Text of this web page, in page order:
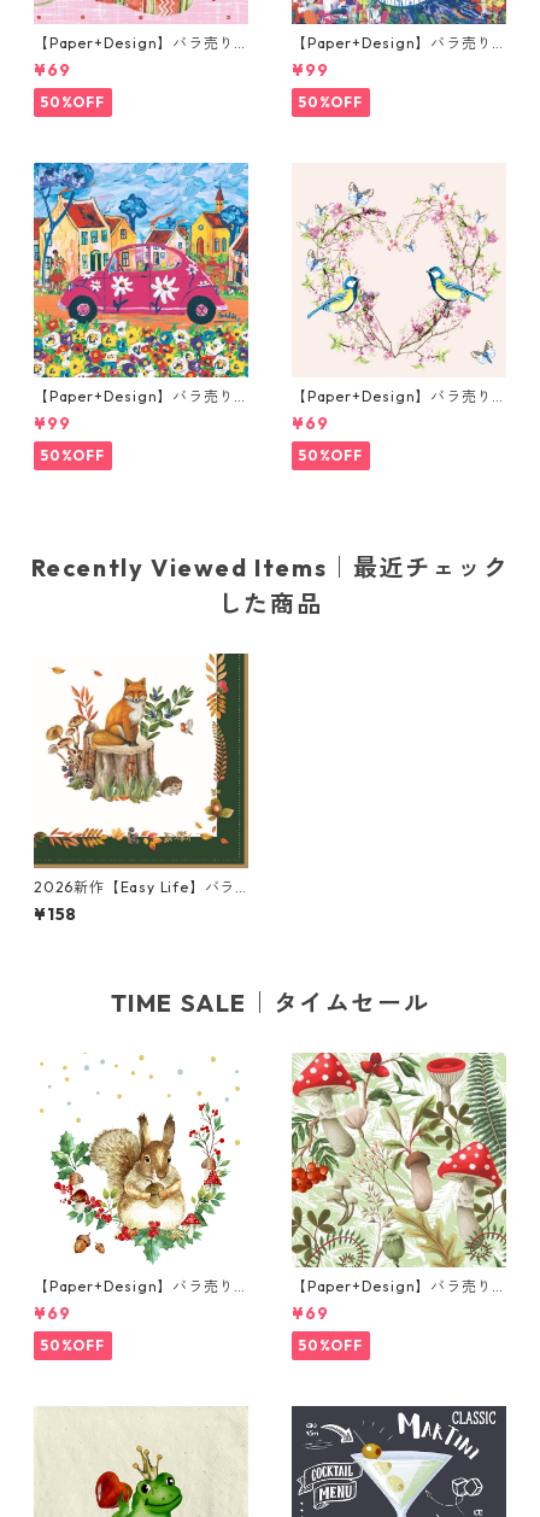
【Paper+Design】バラ売り2
枚 ランチサイズ ペーパーナプ
キン Arctic warmth ピンク
¥69
50%OFF
【Paper+Design】バラ売り2
枚 ランチサイズ ペーパーナプ
キン Portchie Art Mixed flo
wers in a white vase ホワイ
ト
¥99
50%OFF
【Paper+Design】バラ売り2
枚 ランチサイズ ペーパーナプ
キン Portchie Art The City G
irl ピンク
¥99
50%OFF
【Paper+Design】バラ売り2
枚 ランチサイズ ペーパーナプ
キン In Love ピンク
¥69
50%OFF
Recently Viewed Items｜最近チェック
した商品
2026新作【Easy Life】バラ
売り2枚 ランチサイズ ペーパ
ーナプキン Forest Dreams
¥158
TIME SALE｜タイムセール
【Paper+Design】バラ売り2
枚 ランチサイズ ペーパーナプ
キン Forest Squirrel ホワイ
ト
¥69
50%OFF
【Paper+Design】バラ売り2
枚 ランチサイズ ペーパーナプ
キン Forest Fungi グリーン
¥69
50%OFF